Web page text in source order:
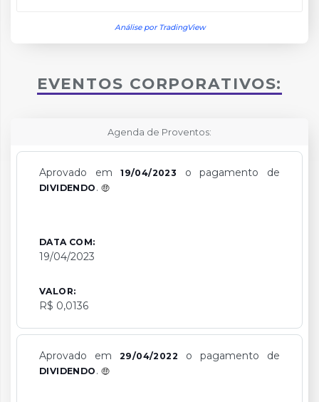
Análise por TradingView
EVENTOS CORPORATIVOS:
Agenda de Proventos:
Aprovado em19/04/2023 o pagamento de
DIVIDENDO .
DATA COM:
19/04/2023
VALOR:
R$ 0,0136
Aprovado em 29/04/2022 o pagamento de
DIVIDENDO .